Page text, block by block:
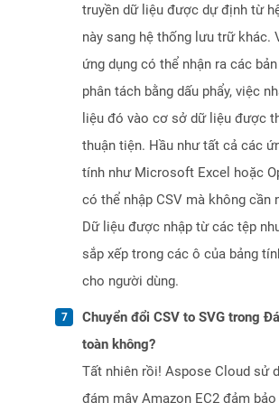
truyền dữ liệu được dự định từ
này sang hệ thống lưu trữ khác.
ứng dụng có thể nhận ra các
phân tách bằng dấu phẩy, việc
liệu đó vào cơ sở dữ liệu được
thuận tiện. Hầu như tất cả các
tính như Microsoft Excel hoặc
có thể nhập CSV mà không cần
Dữ liệu được nhập từ các tệp
sắp xếp trong các ô của bảng
cho người dùng.
Chuyển đổi CSV to SVG trong
toàn không?
Tất nhiên rồi! Aspose Cloud sử
đám mây Amazon EC2 đảm